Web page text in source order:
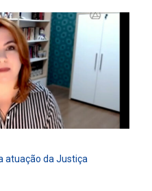
atuação da Justiça